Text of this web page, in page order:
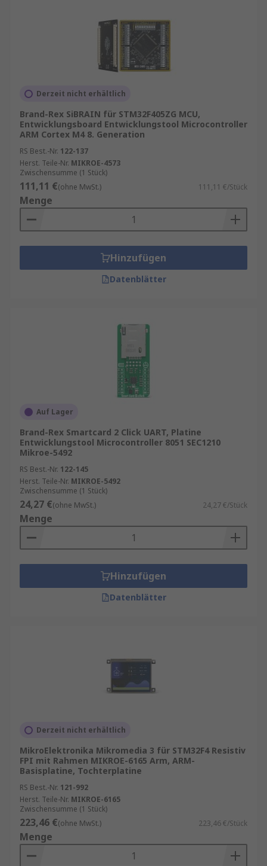
Derzeit nicht erhältlich
Brand-Rex SiBRAIN für STM32F405ZG MCU,
Entwicklungsboard Entwicklungstool Microcontroller
ARM Cortex M4 8. Generation
RS Best.-Nr. 122-137
Herst. Teile-Nr. MIKROE-4573
Zwischensumme (1 Stück)
111,11 €(ohne MwSt.) 111,11 €/Stück
Menge
Hinzufügen
Datenblätter
Auf Lager
Brand-Rex Smartcard 2 Click UART, Platine
Entwicklungstool Microcontroller 8051 SEC1210
Mikroe-5492
RS Best.-Nr. 122-145
Herst. Teile-Nr. MIKROE-5492
Zwischensumme (1 Stück)
24,27 €(ohne MwSt.) 24,27 €/Stück
Menge
Hinzufügen
Datenblätter
Derzeit nicht erhältlich
MikroElektronika Mikromedia 3 für STM32F4 Resistiv
FPI mit Rahmen MIKROE-6165 Arm, ARM-
Basisplatine, Tochterplatine
RS Best.-Nr. 121-992
Herst. Teile-Nr. MIKROE-6165
Zwischensumme (1 Stück)
223,46 €(ohne MwSt.) 223,46 €/Stück
Menge